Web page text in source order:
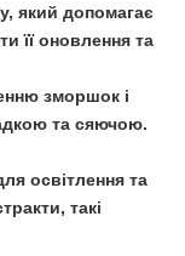
який допомагає
її оновлення та
зморшок і
та сяючою.
освітлення та
такі